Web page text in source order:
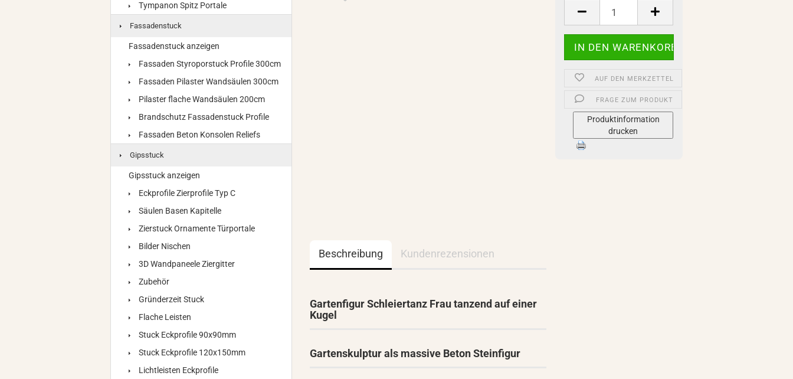
Stück
AUF DEN MERKZETTEL
FRAGE ZUM PRODUKT
Produktinformation
drucken
Beschreibung Kundenrezensionen
Gartenfigur Schleiertanz Frau tanzend auf einer
Kugel
Gartenskulptur als massive Beton Steinfigur
Tympanon Spitz Portale
Fassadenstuck
Fassadenstuck anzeigen
Fassaden Styroporstuck Profile 300cm
Fassaden Pilaster Wandsäulen 300cm
Pilaster flache Wandsäulen 200cm
Brandschutz Fassadenstuck Profile
Fassaden Beton Konsolen Reliefs
Gipsstuck
Gipsstuck anzeigen
Eckprofile Zierprofile Typ C
Säulen Basen Kapitelle
Zierstuck Ornamente Türportale
Bilder Nischen
3D Wandpaneele Ziergitter
Zubehör
Gründerzeit Stuck
Flache Leisten
Stuck Eckprofile 90x90mm
Stuck Eckprofile 120x150mm
Lichtleisten Eckprofile